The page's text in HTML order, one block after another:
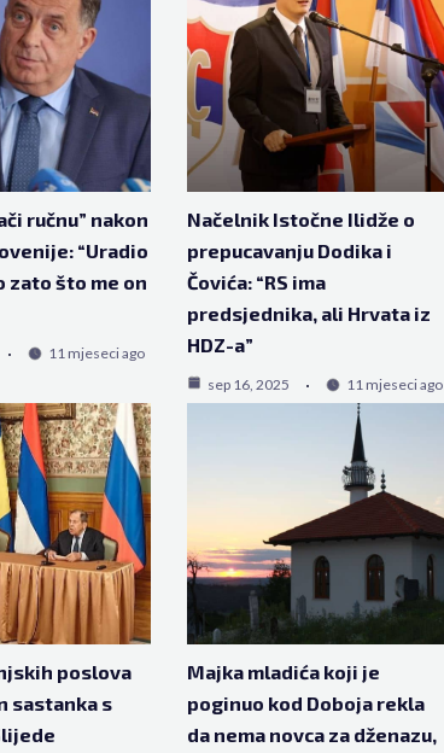
ručnu” nakon
“Uradio
zato što me on
11 mjeseci ago
Načelnik Istočne Ilidže o
prepucavanju Dodika i
Čovića: “RS ima
predsjednika, ali Hrvata iz
HDZ-a”
sep 16, 2025 11 mjeseci ago
poslova
sastanka s
Majka mladića koji je
poginuo kod Doboja rekla
da nema novca za dženazu,